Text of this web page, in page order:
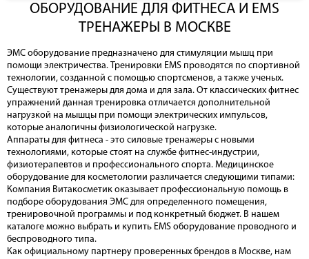
ОБОРУДОВАНИЕ ДЛЯ ФИТНЕСА И EMS
ТРЕНАЖЕРЫ В МОСКВЕ
ЭМС оборудование предназначено для стимуляции мышц при
помощи электричества. Тренировки EMS проводятся по спортивной
технологии, созданной с помощью спортсменов, а также ученых.
Существуют тренажеры для дома и для зала. От классических фитнес
упражнений данная тренировка отличается дополнительной
нагрузкой на мышцы при помощи электрических импульсов,
которые аналогичны физиологической нагрузке.
Аппараты для фитнеса - это силовые тренажеры с новыми
технологиями, которые стоят на службе фитнес-индустрии,
физиотерапевтов и профессионального спорта. Медицинское
оборудование для косметологии различается следующими типами:
Компания Витакосметик оказывает профессиональную помощь в
подборе оборудования ЭМС для определенного помещения,
тренировочной программы и под конкретный бюджет. В нашем
каталоге можно выбрать и купить EMS оборудование проводного и
беспроводного типа.
Как официальному партнеру проверенных брендов в Москве, нам